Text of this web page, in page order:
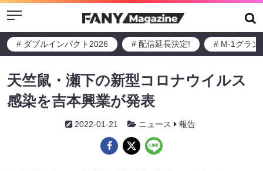
Menu
# ダブルインパクト2026 # 配信延長決定! # M-1グラン
天竺鼠・瀬下の新型コロナウイルス
感染を吉本興業が発表
2022-01-21 ニュース 報告